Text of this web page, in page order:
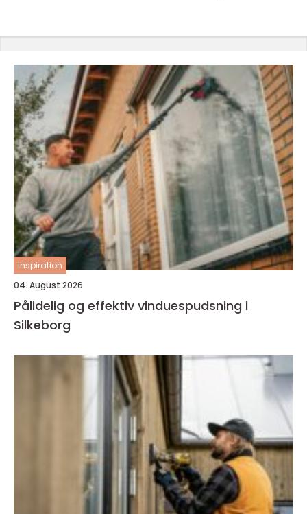
inspiration
04. August 2026
Pålidelig og effektiv vinduespudsning i
Silkeborg